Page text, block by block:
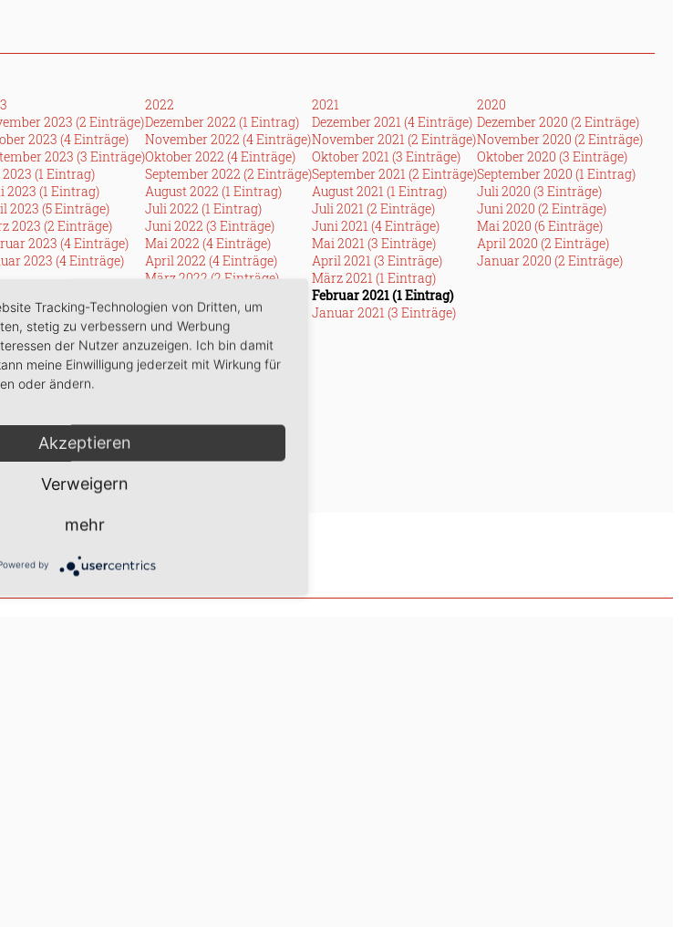
2023 (2 Einträge)
2023 (4 Einträge)
2023 (3 Einträge)
(1 Eintrag)
2023 (1 Eintrag)
2023 (5 Einträge)
2023 (2 Einträge)
2023 (4 Einträge)
2023 (4 Einträge)
2022
Dezember 2022 (1 Eintrag)
November 2022 (4 Einträge)
Oktober 2022 (4 Einträge)
September 2022 (2 Einträge)
August 2022 (1 Eintrag)
Juli 2022 (1 Eintrag)
Juni 2022 (3 Einträge)
Mai 2022 (4 Einträge)
April 2022 (4 Einträge)
März 2022 (2 Einträge)
Januar 2022 (1 Eintrag)
2021
Dezember 2021 (4 Einträge)
November 2021 (2 Einträge)
Oktober 2021 (3 Einträge)
September 2021 (2 Einträge)
August 2021 (1 Eintrag)
Juli 2021 (2 Einträge)
Juni 2021 (4 Einträge)
Mai 2021 (3 Einträge)
April 2021 (3 Einträge)
März 2021 (1 Eintrag)
Februar 2021 (1 Eintrag)
Januar 2021 (3 Einträge)
2020
Dezember 2020 (2 Einträge)
November 2020 (2 Einträge)
Oktober 2020 (3 Einträge)
September 2020 (1 Eintrag)
Juli 2020 (3 Einträge)
Juni 2020 (2 Einträge)
Mai 2020 (6 Einträge)
April 2020 (2 Einträge)
Januar 2020 (2 Einträge)
2016 (9 Einträge)
Tracking-Technologien von Dritten, um
stetig zu verbessern und Werbung
der Nutzer anzuzeigen. Ich bin damit
meine Einwilligung jederzeit mit Wirkung für
oder ändern.
Akzeptieren
Verweigern
mehr
by